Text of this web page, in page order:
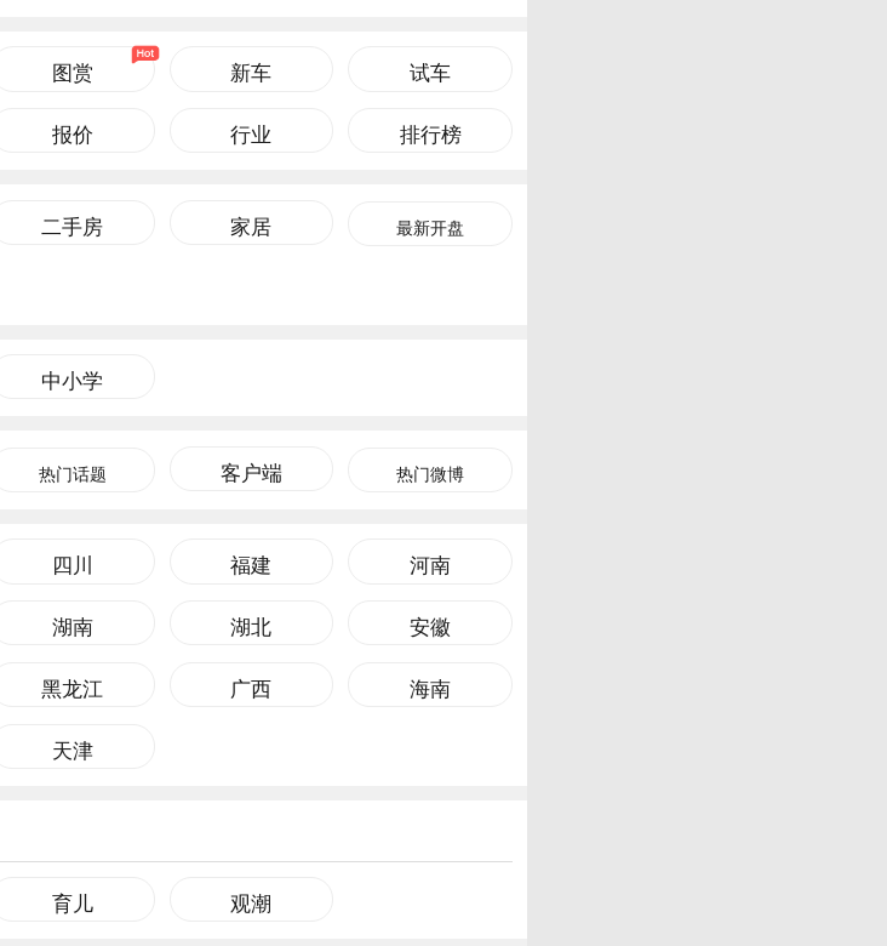
图赏 新车 试车
报价 行业 排行榜
二手房 家居 最新开盘
中小学
热门话题 客户端 热门微博
四川 福建 河南
湖南 湖北 安徽
黑龙江 广西 海南
天津
育儿 观潮